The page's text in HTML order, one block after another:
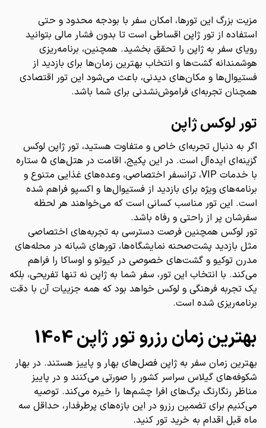
مزیت بزرگ این تورها، امکان سفر با بودجه محدود و حتی
استفاده از تور ژاپن اقساطی است تا بدون فشار مالی بتوانید
رویای سفر به ژاپن را تحقق بخشید. همچنین، برنامه‌ریزی
هوشمندانه گشت‌ها و انتخاب بهترین زمان‌ها برای بازدید از
فستیوال‌ها و مکان‌های دیدنی، باعث می‌شود این تور اقتصادی
همچنان تجربه‌ای فراموش‌نشدنی برای شما باشد.
تور لوکس ژاپن
اگر به دنبال تجربه‌ای خاص و متفاوت هستید، تور ژاپن لوکس
گزینه‌ای ایده‌آل است. در این پکیج، اقامت در هتل‌های 5 ستاره
با خدمات VIP، ترانسفر اختصاصی، وعده‌های غذایی متنوع و
برنامه‌های ویژه برای بازدید از فستیوال‌ها و اکسپو فراهم شده
است. این تور مناسب کسانی است که می‌خواهند هر لحظه
سفرشان پر از راحتی و رفاه باشد.
تور لوکس همچنین فرصت دسترسی به تجربه‌های اختصاصی
مثل بازدید پشت‌صحنه نمایشگاه‌ها، تورهای شبانه در محله‌های
مدرن توکیو و گشت‌های خصوصی در کیوتو و اوساکا را فراهم
می‌کند. با انتخاب این تور، سفر شما به ژاپن نه تنها تفریحی، بلکه
یک تجربه فرهنگی و لوکس خواهد بود که همه جزییات آن با دقت
برنامه‌ریزی شده است.
بهترین زمان رزرو تور ژاپن 1404
بهترین زمان سفر به ژاپن فصل‌های بهار و پاییز هستند. در بهار
شکوفه‌های گیلاس سراسر کشور را صورتی می‌کنند و در پاییز
مناظر رنگارنگ برگ‌های افرا چشم‌ها را خیره می‌کند. توصیه
می‌کنیم برای تضمین رزرو در این بازه‌های پرطرفدار، حداقل سه
ماه قبل اقدام به خرید تور کنید.